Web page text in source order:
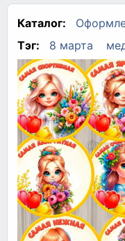
Каталог:
Тэг:
8 марта